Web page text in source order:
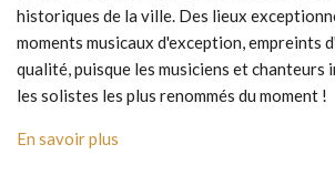
historiques de la ville. Des lieux
moments musicaux d'exception, empreints
qualité, puisque les musiciens et
les solistes les plus renommés du moment !
En savoir plus